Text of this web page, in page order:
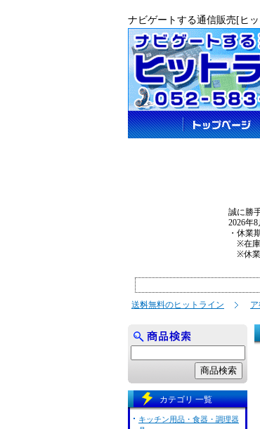
ナビゲートする通信販売[ヒ
誠に勝
2026年
・休業
※在庫
※休業
送料無料のヒットライン
カテゴリ 一覧
キッチン用品・食器・調理器